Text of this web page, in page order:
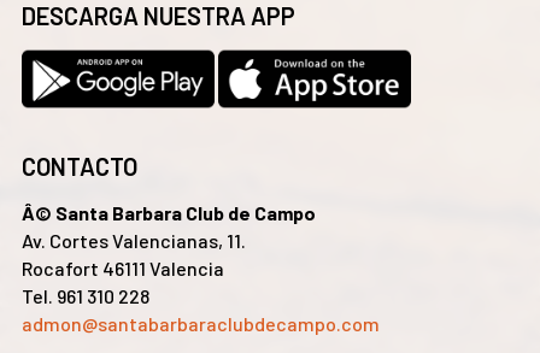
DESCARGA NUESTRA APP
CONTACTO
Â© Santa Barbara Club de Campo
Av. Cortes Valencianas, 11.
Rocafort 46111 Valencia
Tel. 961 310 228
admon@santabarbaraclubdecampo.com